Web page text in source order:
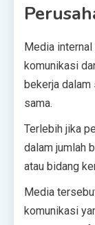
Media
komunikasi
bekerja dalam
sama.
Terlebih jika
dalam jumlah
atau bidang
Media
komunikasi